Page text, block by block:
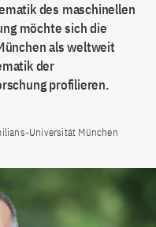
des maschinellen
möchte sich die
als weltweit
der
profilieren.
Universität München